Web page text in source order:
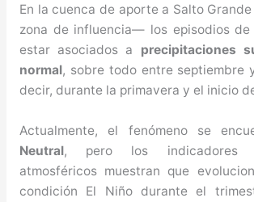
En la cuenca de aporte a Salto
zona de influencia— los episodios de
estar asociados a precipitaciones
normal, sobre todo entre septiembre
decir, durante la primavera y el inicio
Actualmente, el fenómeno se
Neutral, pero los indicadores
atmosféricos muestran que
condición El Niño durante el